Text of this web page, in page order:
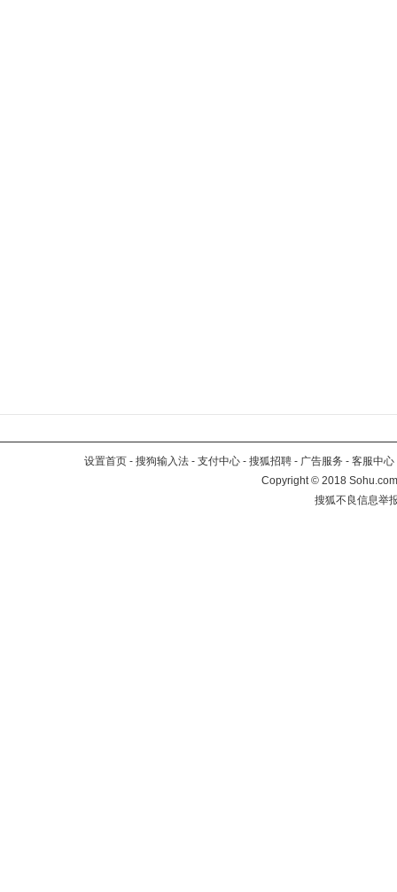
设置首页 - 搜狗输入法 - 支付中心 - 搜狐招聘 - 广告服务 - 客服中心
Copyright©2018
搜狐不良信息举